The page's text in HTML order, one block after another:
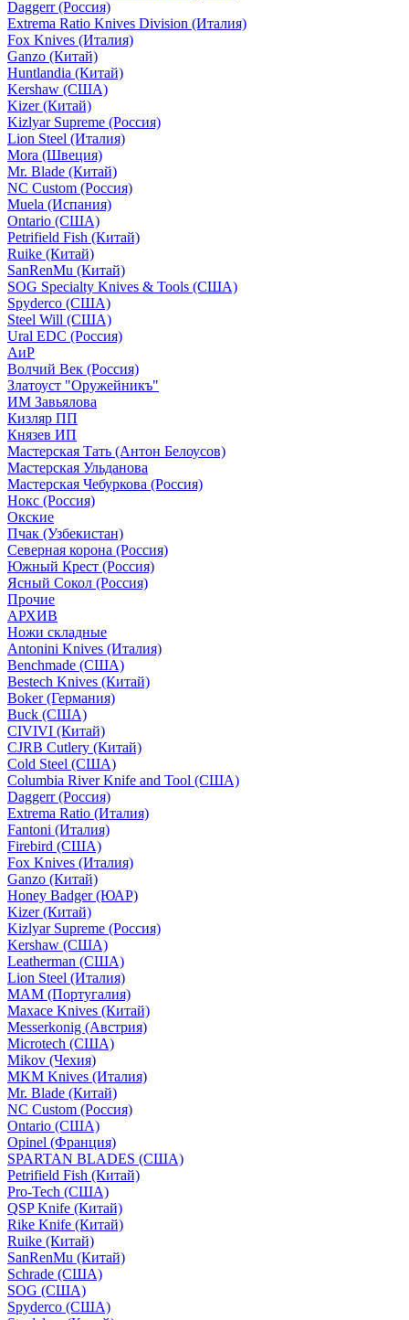
Daggerr (Россия)
Extrema Ratio Knives Division (Италия)
Fox Knives (Италия)
Ganzo (Китай)
Huntlandia (Китай)
Kershaw (США)
Kizer (Китай)
Kizlyar Supreme (Россия)
Lion Steel (Италия)
Mora (Швеция)
Mr. Blade (Китай)
NC Custom (Россия)
Muela (Испания)
Ontario (США)
Petrifield Fish (Китай)
Ruike (Китай)
SanRenMu (Китай)
SOG Specialty Knives & Tools (США)
Spyderco (США)
Steel Will (США)
Ural EDC (Россия)
АиР
Волчий Век (Россия)
Златоуст "Оружейникъ"
ИМ Завьялова
Кизляр ПП
Князев ИП
Мастерская Тать (Антон Белоусов)
Мастерская Ульданова
Мастерская Чебуркова (Россия)
Нокс (Россия)
Окские
Пчак (Узбекистан)
Северная корона (Россия)
Южный Крест (Россия)
Ясный Сокол (Россия)
Прочие
АРХИВ
Ножи складные
Antonini Knives (Италия)
Benchmade (США)
Bestech Knives (Китай)
Boker (Германия)
Buck (США)
CIVIVI (Китай)
CJRB Cutlery (Китай)
Cold Steel (США)
Columbia River Knife and Tool (США)
Daggerr (Россия)
Extrema Ratio (Италия)
Fantoni (Италия)
Firebird (США)
Fox Knives (Италия)
Ganzo (Китай)
Honey Badger (ЮАР)
Kizer (Китай)
Kizlyar Supreme (Россия)
Kershaw (США)
Leatherman (США)
Lion Steel (Италия)
MAM (Португалия)
Maxace Knives (Китай)
Messerkonig (Австрия)
Microtech (США)
Mikov (Чехия)
MKM Knives (Италия)
Mr. Blade (Китай)
NC Custom (Россия)
Ontario (США)
Opinel (Франция)
SPARTAN BLADES (США)
Petrifield Fish (Китай)
Pro-Tech (США)
QSP Knife (Китай)
Rike Knife (Китай)
Ruike (Китай)
SanRenMu (Китай)
Schrade (США)
SOG (США)
Spyderco (США)